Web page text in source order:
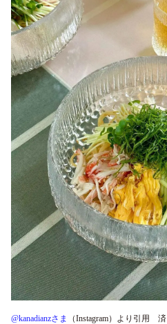
@kanadianzさま （Instagram）より引用 済